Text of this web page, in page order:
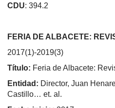
CDU: 394.2
FERIA DE ALBACETE:
2017(1)-2019(3)
Título: Feria de Albacete:
Entidad: Director, Juan
Castillo… et. al.